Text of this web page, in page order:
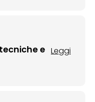
e Leggi